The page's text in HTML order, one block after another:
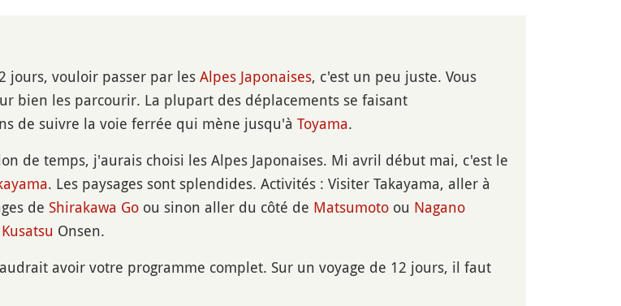
jours, vouloir passer par les Alpes Japonaises, c'est un peu juste. Vous
bien les parcourir. La plupart des déplacements se faisant
de suivre la voie ferrée qui mène jusqu'à Toyama.
de temps, j'aurais choisi les Alpes Japonaises. Mi avril début mai, c'est le
. Les paysages sont splendides. Activités : Visiter Takayama, aller à
de Shirakawa Go ou sinon aller du côté de Matsumoto ou Nagano
Kusatsu Onsen.
avoir votre programme complet. Sur un voyage de 12 jours, il faut